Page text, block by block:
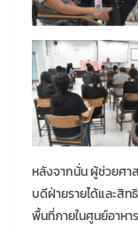
หลังจากนั่น ผู้ช่วยศา
บดีฝ่ายรายได้และสิท
พื้นที่ภายในศูนย์อาหา